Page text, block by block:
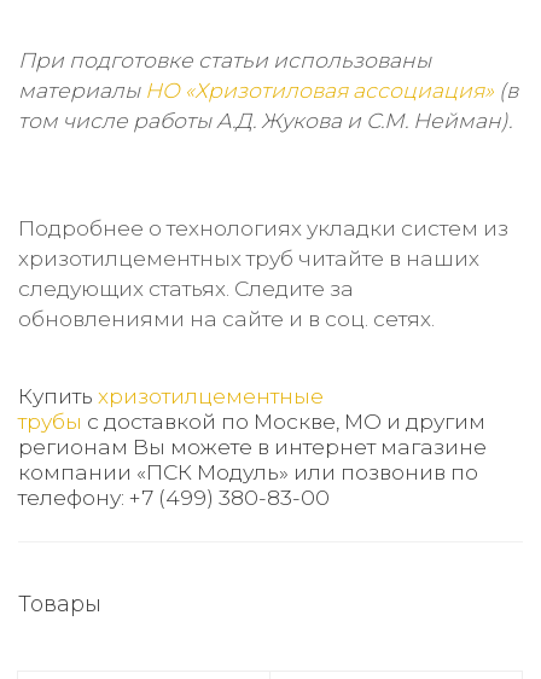
При подготовке статьи использованы
материалы НО «Хризотиловая ассоциация» (в
том числе работы А.Д. Жукова и С.М. Нейман).
Подробнее о технологиях укладки систем из
хризотилцементных труб читайте в наших
следующих статьях. Следите за
обновлениями на сайте и в соц. сетях.
Купить хризотилцементные
трубы c доставкой по Москве, МО и другим
регионам Вы можете в интернет магазине
компании «ПСК Модуль» или позвонив по
телефону: +7 (499) 380-83-00
Товары